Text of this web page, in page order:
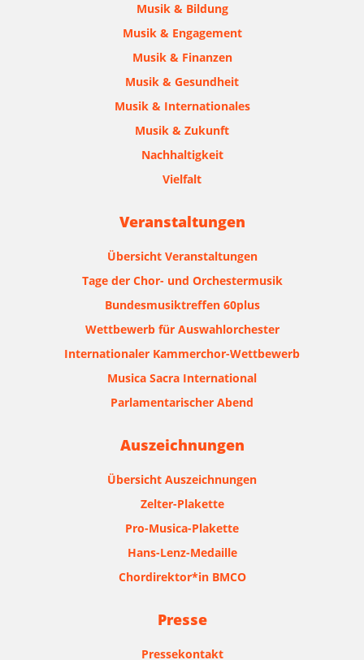
Musik & Bildung
Musik & Engagement
Musik & Finanzen
Musik & Gesundheit
Musik & Internationales
Musik & Zukunft
Nachhaltigkeit
Vielfalt
Veranstaltungen
Übersicht Veranstaltungen
Tage der Chor- und Orchestermusik
Bundesmusiktreffen 60plus
Wettbewerb für Auswahlorchester
Internationaler Kammerchor-Wettbewerb
Musica Sacra International
Parlamentarischer Abend
Auszeichnungen
Übersicht Auszeichnungen
Zelter-Plakette
Pro-Musica-Plakette
Hans-Lenz-Medaille
Chordirektor*in BMCO
Presse
Pressekontakt